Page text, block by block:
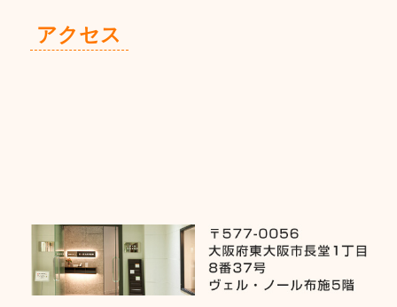
アクセス